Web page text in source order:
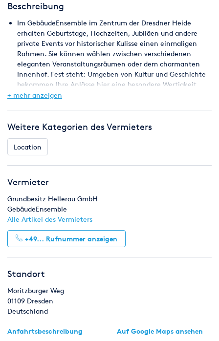
Beschreibung
Im GebäudeEnsemble im Zentrum der Dresdner Heide
erhalten Geburtstage, Hochzeiten, Jubiläen und andere
private Events vor historischer Kulisse einen einmaligen
Rahmen. Sie können wählen zwischen verschiedenen
eleganten Veranstaltungsräumen oder dem charmanten
Innenhof. Fest steht: Umgeben von Kultur und Geschichte
bekommen Ihre Anlässe hier eine besondere Wertigkeit.
der zwei Galerieräume nutzen. Der 1.500m² große Karl-
Schmidt-Innenhof ist für großartige Feierlichkeiten und
Empfänge die perfekte Wahl.
+ mehr anzeigen
Weitere Kategorien des Vermieters
Location
Vermieter
Grundbesitz Hellerau GmbH
GebäudeEnsemble
Alle Artikel des Vermieters
+49... Rufnummer anzeigen
Standort
Moritzburger Weg
01109 Dresden
Deutschland
Anfahrtsbeschreibung Auf Google Maps ansehen